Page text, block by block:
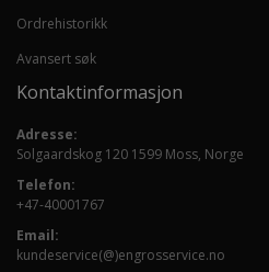
Ordrehistorikk
Avansert søk
Kontaktinformasjon
Adresse:
Solgaardskog 120 1599 Moss, Norge
Telefon:
+47-40001767
Email:
kundeservice(@)engrosservice.no